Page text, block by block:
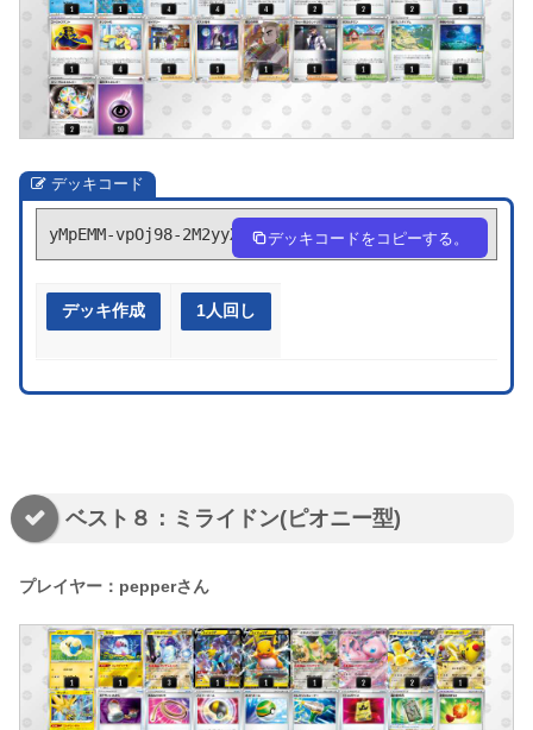
デッキコード
yMpEMM-vpOj98-2M2yyX デッキコードをコピーする。
デッキ作成 1人回し
ベスト８：ミライドン(ピオニー型)
プレイヤー：pepperさん